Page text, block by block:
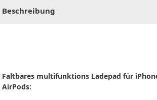
Beschreibung
Faltbares multifunktions Ladepad für
AirPods: